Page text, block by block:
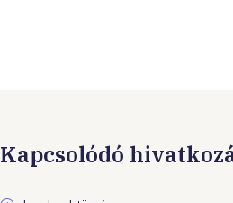
Kapcsolódó